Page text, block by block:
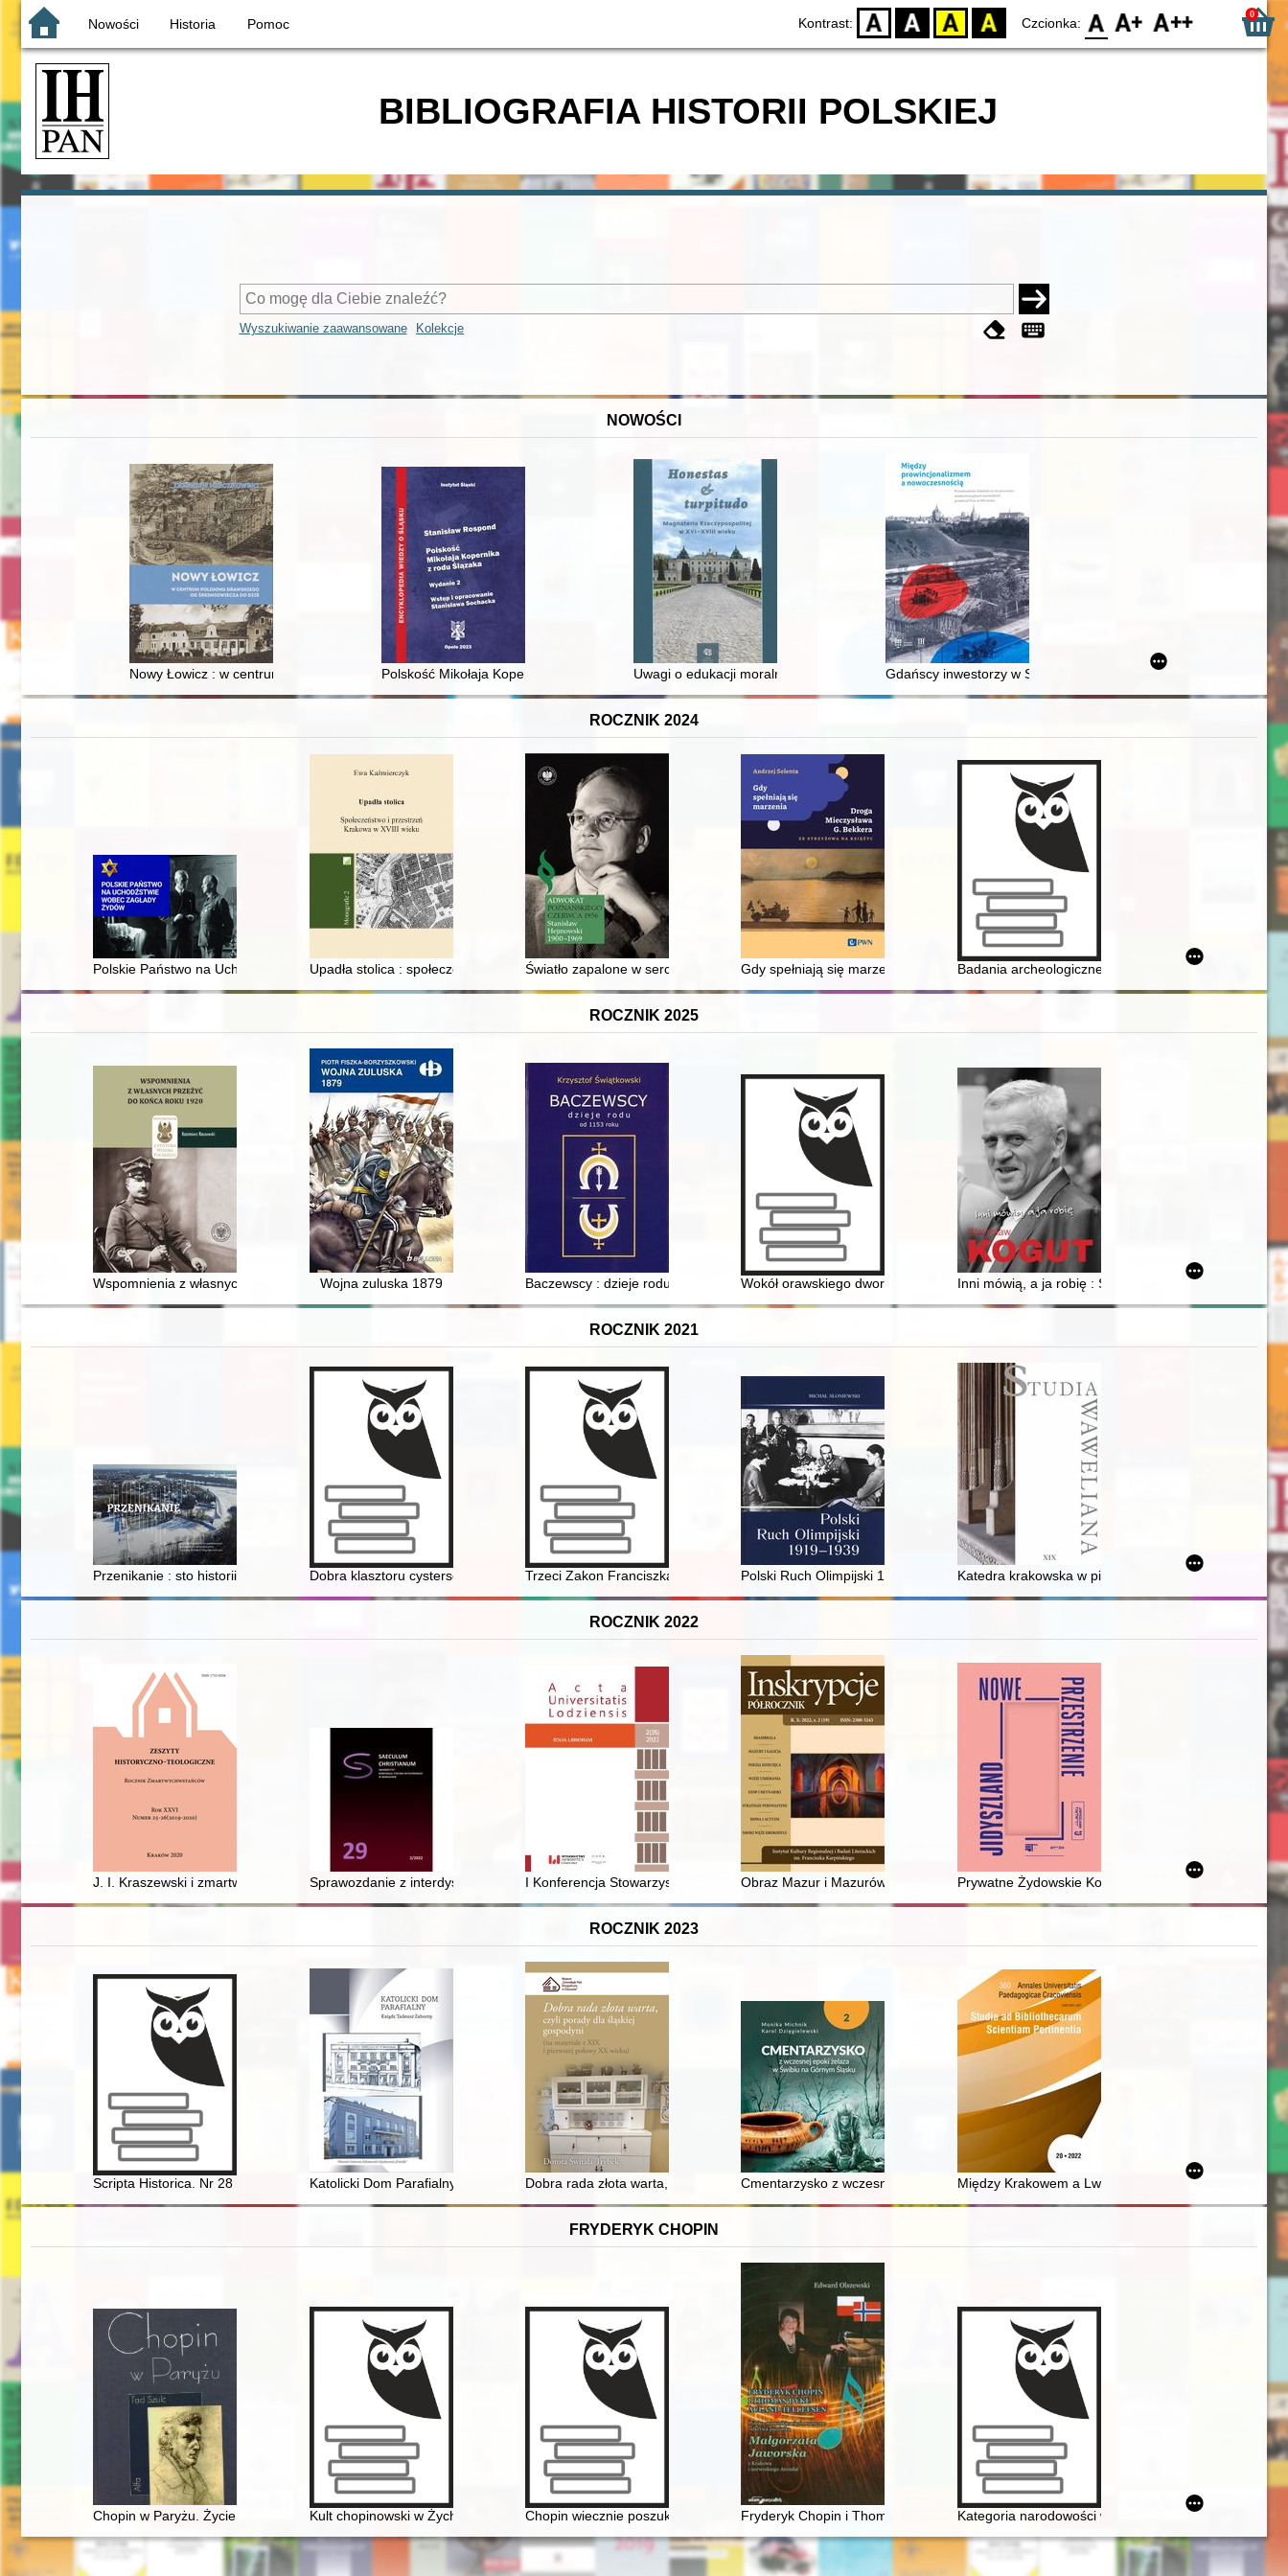
Nowości Historia Pomoc Kontrast: D BW YB BY Czcionka: F0 F1 F2 0
BIBLIOGRAFIA HISTORII POLSKIEJ
Wyszukiwanie zaawansowane Kolekcje
NOWOŚCI
Nowy Łowicz : w centrum poligonu drawskiego od średniowiecza do dziś
Polskość Mikołaja Kopernika z rodu ŚlązakaUwagi o edukacji moralnej synów szlacheckich w XVI-wiecznej Rzeczypospolitej
Gdańscy inwestorzy w Sopocie : prestiż finansowy i towarzyski
ROCZNIK 2024
Polskie Państwo na Uchodźstwie wobec zagłady ŻydówUpadła stolica : społeczeństwo i przestrzeń Krakowa w XVIII wiekuŚwiatło zapalone w sercu" : rodzina, dzieciństwo i wczesna młodość Stanisława Hejmowskiego
Gdy spełniają się marzenia : droga Mieczysława G. Bekkera : ze Strzyżowa na Księżyc
Badania archeologiczne w obrębie elbląskiego
ROCZNIK 2025
Wspomnienia z własnych przeżyć do końca roku 1920
Wojna zuluska 1879 Baczewscy : dzieje rodu od 1153 rokuWokół orawskiego dworu : podróż w czasie i przestrzeni
Inni mówią, a ja robię : Stanisław Kogut
ROCZNIK 2021
Przenikanie : sto historii na stulecie we wspomnieniach mieszkańców i miłośników gmin: Czernica, Siechnice i Długołęka 1918-2021
Dobra klasztoru cystersów z KrzeszowaTrzeci Zakon Franciszkański przy kościele oo. Bernardynów w Leżajsku w latach 1885-1957
Polski Ruch Olimpijski 1919-1939 Katedra krakowska w pierwszej połowie XIX wieku :
ROCZNIK 2022
J. I. Kraszewski i zmartwychwstańcy : przyczynek do opisu relacjiSprawozdanie z interdyscyplinarnej konferencji naukowej "Świętych w sztuce obcowanie" organizowanej przez Katedrę kultury artystycznej Instytutu Sztuki
I Konferencja Stowarzyszenia Introligatorów Polskich (Poznań, 8-9 września 2022 r.)
Obraz Mazur i Mazurów w polskich relacjach podróżniczych przełomu XIX i XX wieku
Prywatne Żydowskie Koedukacyjne Seminarium
ROCZNIK 2023
Scripta Historica. Nr 28 (2022) Katolicki Dom Parafialny Dobra rada złota warta, czyli Porady dla śląskiej gospodyni : (na materiale z XIX i pierwszej połowy XX wieku)
Cmentarzysko z wczesnej epoki żelaza w Świbiu na Górnym Śląsku. T. 2
Między Krakowem a Lwowem, czyli Szkic biograficzny
FRYDERYK CHOPIN
Chopin w Paryżu. Życie i epoka Kult chopinowski w Żychlinie Chopin wiecznie poszukiwany. Historia Międzynarodowego Konkursu Pianistycznego im. Fryderyka Chopina w Warszawie
Fryderyk Chopin i Thomas Dyke Acland Tellefsen. Polsko-norweskie więzi muzyczne
Kategoria narodowości w recepcji twórczości